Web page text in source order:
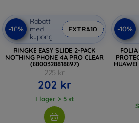
-10%
Rabatt
med
kupong
EXTRA10
RINGKE EASY SLIDE 2-PACK
NOTHING PHONE 4A PRO CLEAR
(8800328818897)
225 kr
202 kr
I lager > 5 st
-10%